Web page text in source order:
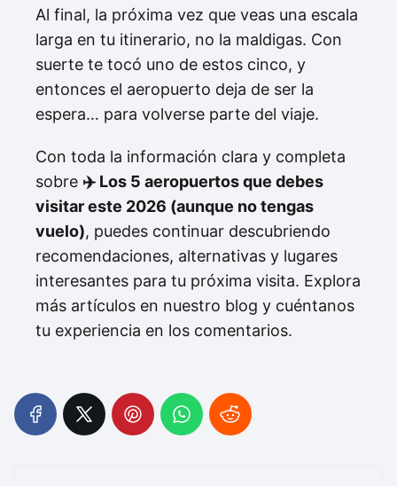
Al final, la próxima vez que veas una escala
larga en tu itinerario, no la maldigas. Con
suerte te tocó uno de estos cinco, y
entonces el aeropuerto deja de ser la
espera… para volverse parte del viaje.
Con toda la información clara y completa
sobre ✈️ Los 5 aeropuertos que debes
visitar este 2026 (aunque no tengas
vuelo), puedes continuar descubriendo
recomendaciones, alternativas y lugares
interesantes para tu próxima visita. Explora
más artículos en nuestro blog y cuéntanos
tu experiencia en los comentarios.